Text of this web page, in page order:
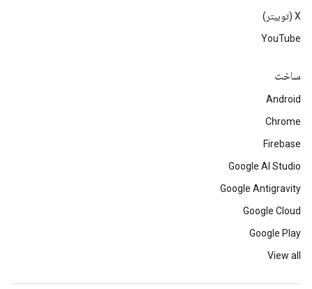
‫X (توییتر)
YouTube
ساخت
Android
Chrome
Firebase
Google AI Studio
Google Antigravity
Google Cloud
Google Play
View all